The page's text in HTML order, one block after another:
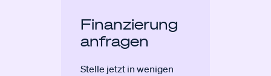
Finanzierung
anfragen
Stelle jetzt in wenigen